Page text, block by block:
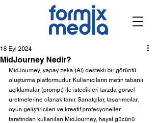
MidJourney Nedir?
18 Eyl 2024
MidJourney, yapay zeka (AI) destekli bir görüntü
oluşturma platformudur. Kullanıcıların metin tabanlı
açıklamalar (prompt) ile istedikleri tarzda görsel
üretmelerine olanak tanır. Sanatçılar, tasarımcılar,
oyun geliştiricileri ve kreatif profesyoneller
tarafından kullanılan MidJourney, hayal gücünü